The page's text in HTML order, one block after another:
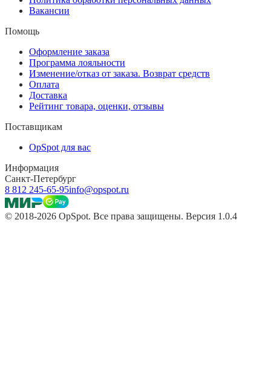
Вакансии
Помощь
Оформление заказа
Программа лояльности
Изменение/отказ от заказа. Возврат средств
Оплата
Доставка
Рейтинг товара, оценки, отзывы
Поставщикам
OpSpot для вас
Информация
Санкт-Петербург
8 812 245-65-95info@opspot.ru
© 2018-2026 OpSpot. Все права защищены. Версия 1.0.4